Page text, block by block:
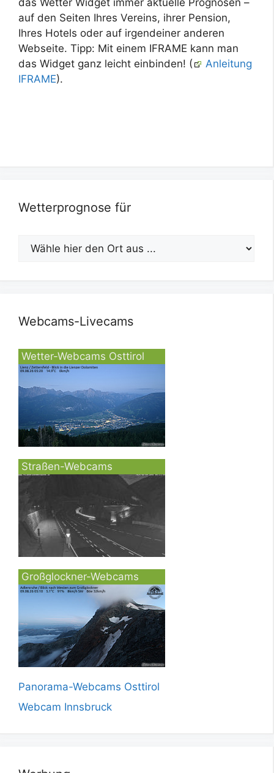
auf den Seiten Ihres Vereins, ihrer Pension,
Ihres Hotels oder auf irgendeiner anderen
Webseite. Tipp: Mit einem IFRAME kann man
das Widget ganz leicht einbinden! (
Anleitung
IFRAME).
Wetterprognose für
Webcams-Livecams
Wetter-Webcams Osttirol
Straßen-Webcams
Großglockner-Webcams
Panorama-Webcams Osttirol
Webcam Innsbruck